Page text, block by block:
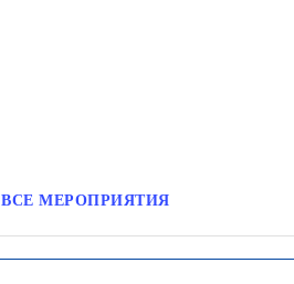
ВСЕ МЕРОПРИЯТИЯ